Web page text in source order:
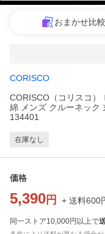
おまかせ比較
CORISCO
CORISCO（コリスコ）
綿 メンズ クルーネック
134401
在庫なし
価格
5,390 円 + 送料600
同一ストア10,000円以上で